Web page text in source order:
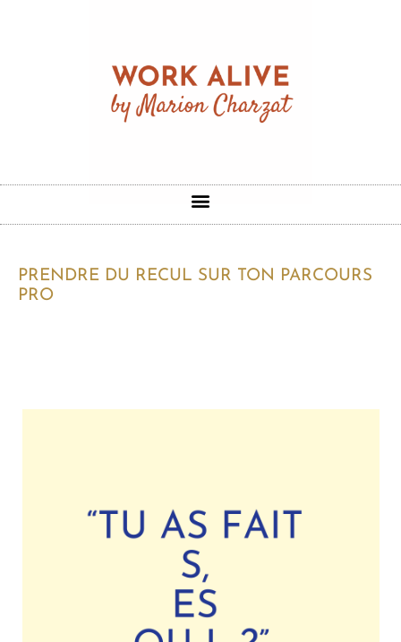
PRENDRE DU RECUL SUR TON PARCOURS
PRO